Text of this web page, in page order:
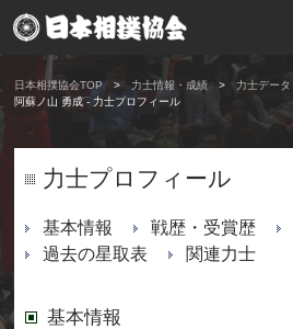
日本相撲協会TOP 力士情報・成績 力士データ
阿蘇ノ山 勇成 - 力士プロフィール
力士プロフィール
基本情報 戦歴・受賞歴
過去の星取表
関連力士
基本情報